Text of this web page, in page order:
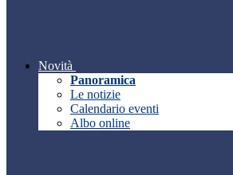
Novità
Panoramica
Le notizie
Calendario eventi
Albo online